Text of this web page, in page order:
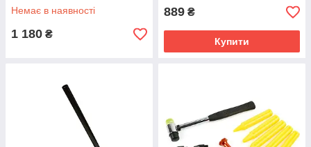
Немає в наявності
1 180 ₴
889 ₴
Купити